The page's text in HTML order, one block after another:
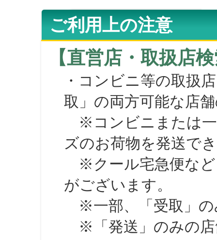
ご利用上の注意
【直営店・取扱店
・コンビニ等の取扱
取」の両方可能な店
※コンビニまたは一
ズのお荷物を発送で
※クール宅急便など
がございます。
※一部、「受取」の
※「発送」のみの店